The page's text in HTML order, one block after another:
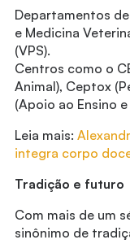
Departamentos
e Medicina
(VPS).
Centros como o
Animal), Ceptox
(Apoio ao Ensino e
Leia mais:
integra corpo
Tradição e futuro
Com mais de um
sinônimo de